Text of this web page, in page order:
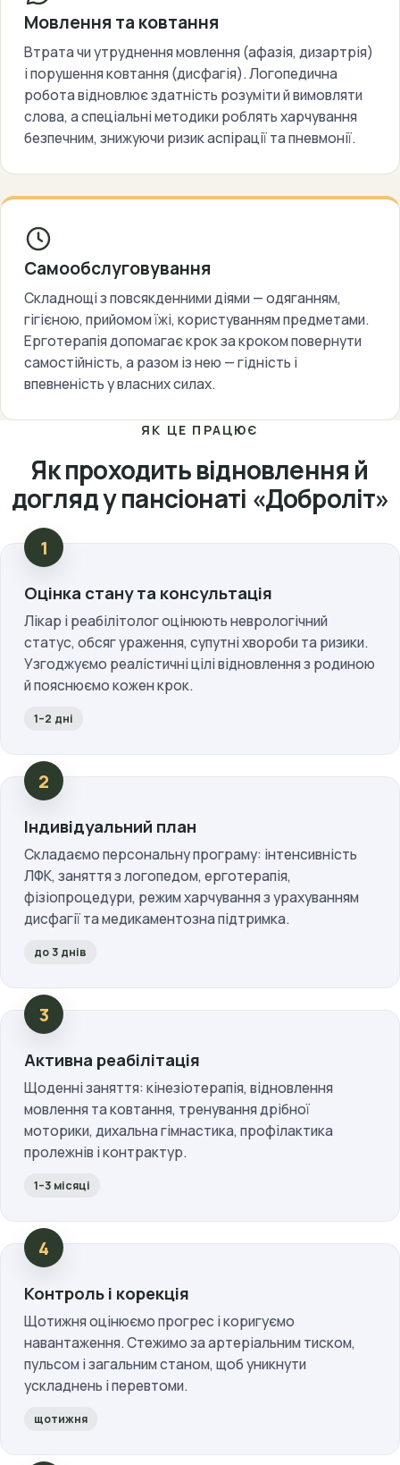
Мовлення та ковтання
Втрата чи утруднення мовлення (афазія, дизартрія)
і порушення ковтання (дисфагія). Логопедична
робота відновлює здатність розуміти й вимовляти
слова, а спеціальні методики роблять харчування
безпечним, знижуючи ризик аспірації та пневмонії.
Самообслуговування
Складнощі з повсякденними діями — одяганням,
гігієною, прийомом їжі, користуванням предметами.
Ерготерапія допомагає крок за кроком повернути
самостійність, а разом із нею — гідність і
впевненість у власних силах.
ЯК ЦЕ ПРАЦЮЄ
Як проходить відновлення й
догляд у пансіонаті «Доброліт»
Оцінка стану та консультація
Лікар і реабілітолог оцінюють неврологічний
статус, обсяг ураження, супутні хвороби та ризики.
Узгоджуємо реалістичні цілі відновлення з родиною
й пояснюємо кожен крок.
1–2 дні
Індивідуальний план
Складаємо персональну програму: інтенсивність
ЛФК, заняття з логопедом, ерготерапія,
фізіопроцедури, режим харчування з урахуванням
дисфагії та медикаментозна підтримка.
до 3 днів
Активна реабілітація
Щоденні заняття: кінезіотерапія, відновлення
мовлення та ковтання, тренування дрібної
моторики, дихальна гімнастика, профілактика
пролежнів і контрактур.
1–3 місяці
Контроль і корекція
Щотижня оцінюємо прогрес і коригуємо
навантаження. Стежимо за артеріальним тиском,
пульсом і загальним станом, щоб уникнути
ускладнень і перевтоми.
щотижня